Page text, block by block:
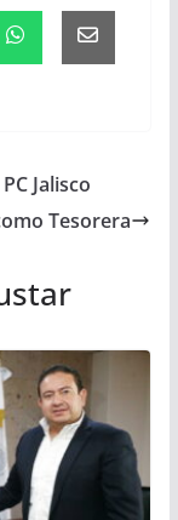
Jalisco
Tesorera